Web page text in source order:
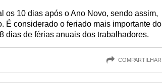
os 10 dias após o Ano Novo, sendo assim,
É considerado o feriado mais importante do
dias de férias anuais dos trabalhadores.
COMPARTILHAR